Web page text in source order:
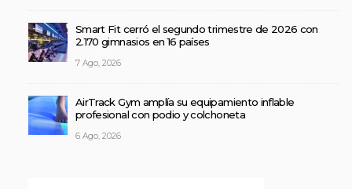
Smart Fit cerró el segundo trimestre de 2026 con
2.170 gimnasios en 16 países
7 Ago, 2026
AirTrack Gym amplía su equipamiento inflable
profesional con podio y colchoneta
6 Ago, 2026